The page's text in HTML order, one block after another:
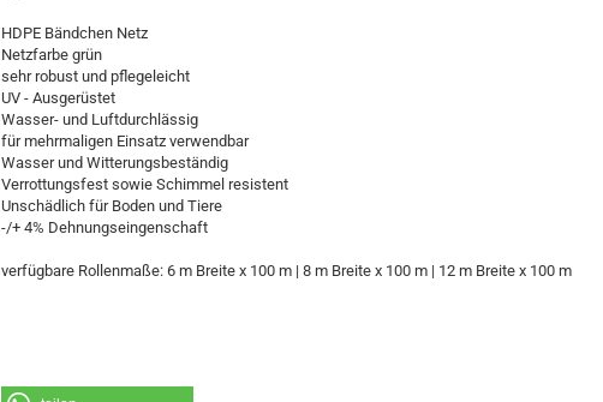
HDPE Bändchen Netz
Netzfarbe grün
sehr robust und pflegeleicht
UV - Ausgerüstet
Wasser- und Luftdurchlässig
für mehrmaligen Einsatz verwendbar
Wasser und Witterungsbeständig
Verrottungsfest sowie Schimmel resistent
Unschädlich für Boden und Tiere
-/+ 4% Dehnungseingenschaft
verfügbare Rollenmaße: 6 m Breite x 100 m | 8 m Breite x 100 m | 12 m Breite x 100 m